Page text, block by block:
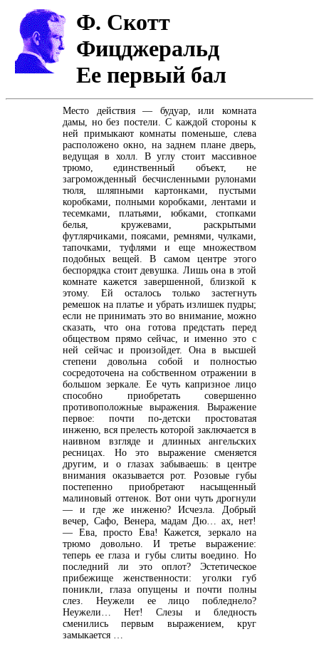
Ф. Скотт
Фицджеральд
Ее первый бал
Место действия — будуар, или комната
дамы, но без постели. С каждой стороны к
ней примыкают комнаты поменьше, слева
расположено окно, на заднем плане дверь,
ведущая в холл. В углу стоит массивное
трюмо, единственный объект, не
загроможденный бесчисленными рулонами
тюля, шляпными картонками, пустыми
коробками, полными коробками, лентами и
тесемками, платьями, юбками, стопками
белья, кружевами, раскрытыми
футлярчиками, поясами, ремнями, чулками,
тапочками, туфлями и еще множеством
подобных вещей. В самом центре этого
беспорядка стоит девушка. Лишь она в этой
комнате кажется завершенной, близкой к
этому. Ей осталось только застегнуть
ремешок на платье и убрать излишек пудры;
если не принимать это во внимание, можно
сказать, что она готова предстать перед
обществом прямо сейчас, и именно это с
ней сейчас и произойдет. Она в высшей
степени довольна собой и полностью
сосредоточена на собственном отражении в
большом зеркале. Ее чуть капризное лицо
способно приобретать совершенно
противоположные выражения. Выражение
первое: почти по-детски простоватая
инженю, вся прелесть которой заключается в
наивном взгляде и длинных ангельских
ресницах. Но это выражение сменяется
другим, и о глазах забываешь: в центре
внимания оказывается рот. Розовые губы
постепенно приобретают насыщенный
малиновый оттенок. Вот они чуть дрогнули
— и где же инженю? Исчезла. Добрый
вечер, Сафо, Венера, мадам Дю… ах, нет!
— Ева, просто Ева! Кажется, зеркало на
трюмо довольно. И третье выражение:
теперь ее глаза и губы слиты воедино. Но
последний ли это оплот? Эстетическое
прибежище женственности: уголки губ
поникли, глаза опущены и почти полны
слез. Неужели ее лицо побледнело?
Неужели… Нет! Слезы и бледность
сменились первым выражением, круг
замыкается …